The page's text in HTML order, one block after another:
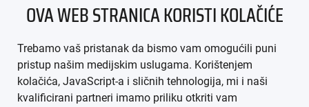
IMPRESSUM
AGB
DATENSCHUTZ
OVA WEB STRANICA KORISTI KOLAČIĆE
Trebamo vaš pristanak da bismo vam omogućili puni
pristup našim medijskim uslugama. Korištenjem
kolačića, JavaScript-a i sličnih tehnologija, mi i naši
kvalificirani partneri imamo priliku otkriti vam